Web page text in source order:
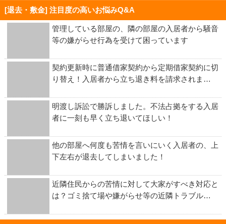
[退去・敷金] 注目度の高いお悩みQ&A
管理している部屋の、隣の部屋の入居者から騒音
等の嫌がらせ行為を受けて困っています
契約更新時に普通借家契約から定期借家契約に切
り替え！入居者から立ち退き料を請求されま…
明渡し訴訟で勝訴しました。不法占拠をする入居
者に一刻も早く立ち退いてほしい！
他の部屋へ何度も苦情を言いにいく入居者の、上
下左右が退去してしまいました！
近隣住民からの苦情に対して大家がすべき対応と
は？ゴミ捨て場や嫌がらせ等の近隣トラブル…